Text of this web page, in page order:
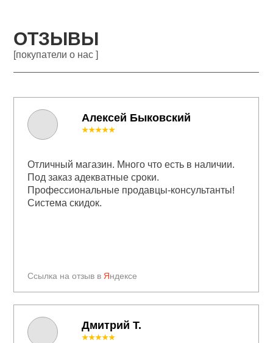
ОТЗЫВЫ
[покупатели о нас ]
Алексей Быковский
Ссылка на отзыв в Яндексе
★★★★★
Отличный магазин. Много что есть в наличии.
Под заказ адекватные сроки.
Профессиональные продавцы-консультанты!
Система скидок.
★★★★★
Дмитрий Т.